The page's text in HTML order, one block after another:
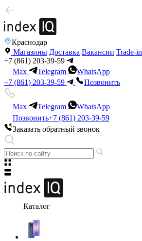
Краснодар
Магазины Доставка Вакансии Trade-in
+7 (861) 203-39-59
Max
Telegram
WhatsApp
+7 (861) 203-39-59
Позвонить
Max Telegram
WhatsApp
Позвонить+7 (861) 203-39-59
Заказать обратный звонок
Каталог